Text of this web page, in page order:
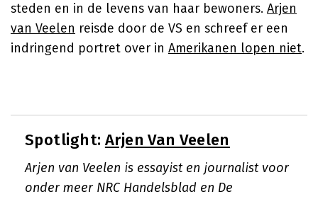
steden en in de levens van haar bewoners. Arjen
van Veelen reisde door de VS en schreef er een
indringend portret over in Amerikanen lopen niet.
Spotlight: Arjen Van Veelen
Arjen van Veelen is essayist en journalist voor
onder meer NRC Handelsblad en De